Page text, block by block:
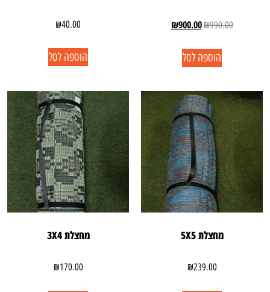
₪990.00
₪900.00
הוספה לסל
₪40.00
הוספה לסל
מחצלת 5X5
₪239.00
מחצלת 3X4
₪170.00